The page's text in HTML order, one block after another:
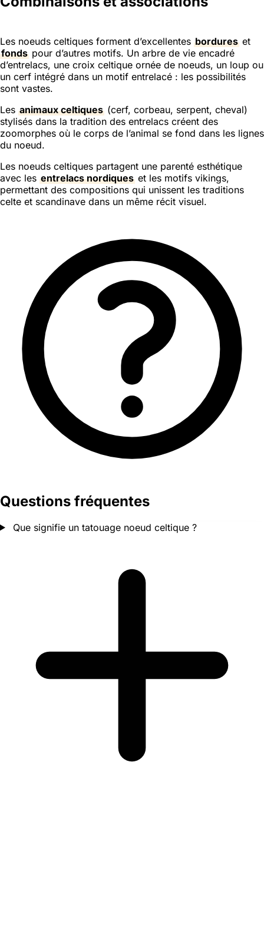
Les noeuds celtiques forment d’excellentes bordures et
fonds pour d’autres motifs. Un arbre de vie encadré
d’entrelacs, une croix celtique ornée de noeuds, un loup ou
un cerf intégré dans un motif entrelacé : les possibilités
sont vastes.
Les animaux celtiques (cerf, corbeau, serpent, cheval)
stylisés dans la tradition des entrelacs créent des
zoomorphes où le corps de l’animal se fond dans les lignes
du noeud.
Les noeuds celtiques partagent une parenté esthétique
avec les entrelacs nordiques et les motifs vikings,
permettant des compositions qui unissent les traditions
celte et scandinave dans un même récit visuel.
Questions fréquentes
Que signifie un tatouage noeud celtique ?